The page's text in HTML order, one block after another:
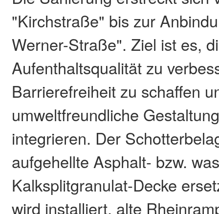
"Kirchstraße" bis zur
Werner-Straße". Ziel ist es,
Aufenthaltsqualität zu
Barrierefreiheit zu schaffen
umweltfreundliche
integrieren. Der
aufgehellte Asphalt- bzw.
Kalksplitgranulat-Decke
wird installiert, alte